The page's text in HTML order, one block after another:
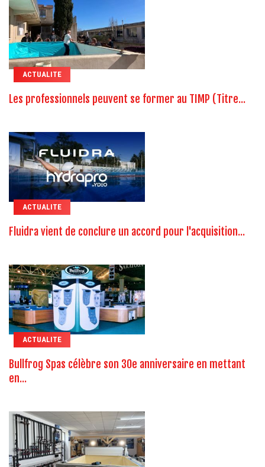
ACTUALITE
Les professionnels peuvent se former au TIMP (Titre...
ACTUALITE
Fluidra vient de conclure un accord pour l'acquisition...
ACTUALITE
Bullfrog Spas célèbre son 30e anniversaire en mettant
en...